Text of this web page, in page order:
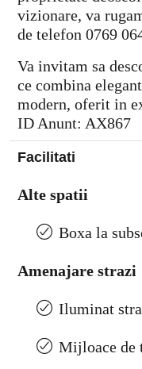
vizionare, va
de telefon 0769
Va invitam sa
ce combina
modern, oferit in
ID Anunt: AX867
Facilitati
Alte spatii
Boxa la
Amenajare strazi
Iluminat
Mijloace de